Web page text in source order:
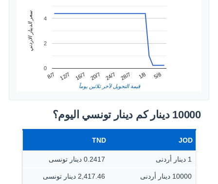
8/7 12/7 16/7 20/7 24/7 28/7 1/8 5/8
0
2
4
قيمة التحويل لآخر ثلاثين يوماً
سعر الدينار الاردني
10000 دينار كم دينار تونسي اليوم؟
JOD
TND
1 دينار أردنى 0.2417 دينار تونسى
10000 دينار أردنى 2,417.46 دينار تونسى